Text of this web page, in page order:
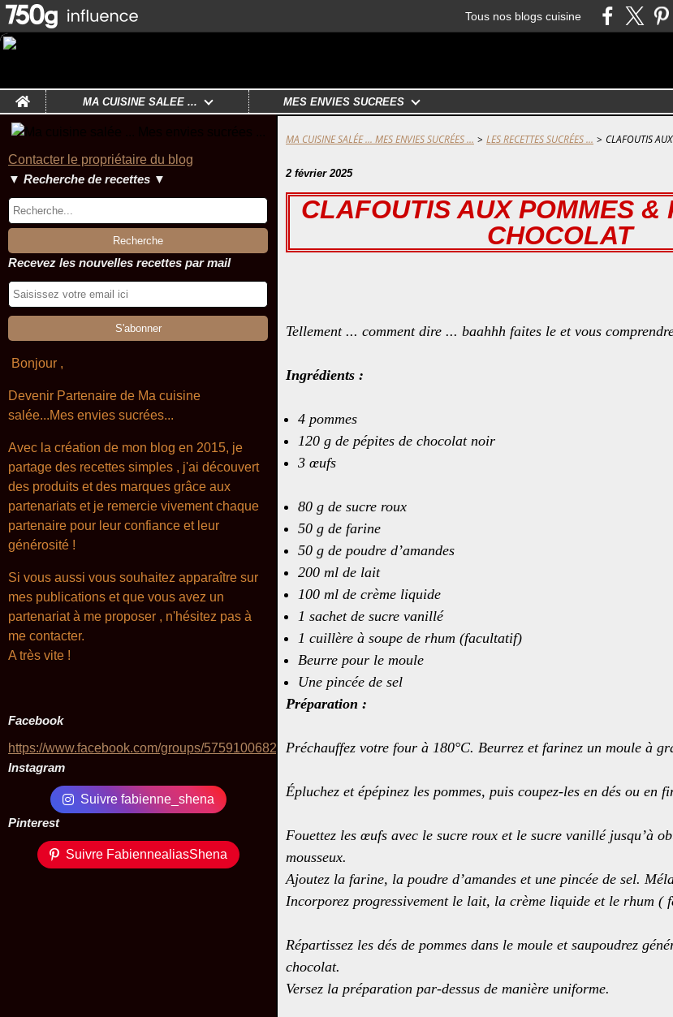
Tous nos blogs cuisine
Home MA CUISINE SALÉE ... MES ENVIES SUCRÉES
Contacter le propriétaire du blog
▼ Recherche de recettes ▼
Recevez les nouvelles recettes par mail
Bonjour ,
Devenir Partenaire de Ma cuisine
salée...Mes envies sucrées...
Avec la création de mon blog en 2015, je
partage des recettes simples , j'ai découvert
des produits et des marques grâce aux
partenariats et je remercie vivement chaque
partenaire pour leur confiance et leur
générosité !
Si vous aussi vous souhaitez apparaître sur
mes publications et que vous avez un
partenariat à me proposer , n'hésitez pas à
me contacter.
A très vite !
Facebook
https://www.facebook.com/groups/575910068229424/
Instagram
Suivre fabienne_shena
Pinterest
Suivre FabiennealiasShena
MA CUISINE SALÉE ... MES ENVIES SUCRÉES ... > LES RECETTES SUCRÉES ... > CLAFOUTIS
2 février 2025
CLAFOUTIS AUX POMMES &
CHOCOLAT
Tellement ... comment dire ... baahhh faites le et vous
Ingrédients :
4 pommes
120 g de pépites de chocolat noir
3 œufs
80 g de sucre roux
50 g de farine
50 g de poudre d’amandes
200 ml de lait
100 ml de crème liquide
1 sachet de sucre vanillé
1 cuillère à soupe de rhum (facultatif)
Beurre pour le moule
Une pincée de sel
Préparation :
Préchauffez votre four à 180°C. Beurrez et farinez un moule à
Épluchez et épépinez les pommes, puis coupez-les en dés ou en
Fouettez les œufs avec le sucre roux et le sucre vanillé jusqu’à
mousseux.
Ajoutez la farine, la poudre d’amandes et une pincée de sel.
Incorporez progressivement le lait, la crème liquide et le rhum (
Répartissez les dés de pommes dans le moule et saupoudrez
chocolat.
Versez la préparation par-dessus de manière uniforme.